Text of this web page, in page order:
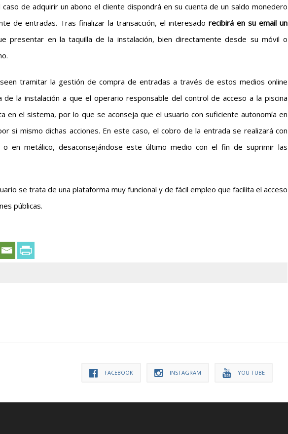
de adquirir un abono el cliente dispondrá en su cuenta de un saldo monedero
de entradas. Tras finalizar la transacción, el interesado recibirá en su email un
presentar en la taquilla de la instalación, bien directamente desde su móvil o
tramitar la gestión de compra de entradas a través de estos medios online
la instalación a que el operario responsable del control de acceso a la piscina
en el sistema, por lo que se aconseja que el usuario con suficiente autonomía en
si mismo dichas acciones. En este caso, el cobro de la entrada se realizará con
en metálico, desaconsejándose este último medio con el fin de suprimir las
se trata de una plataforma muy funcional y de fácil empleo que facilita el acceso
públicas.
FACEBOOK INSTAGRAM YOU TUBE